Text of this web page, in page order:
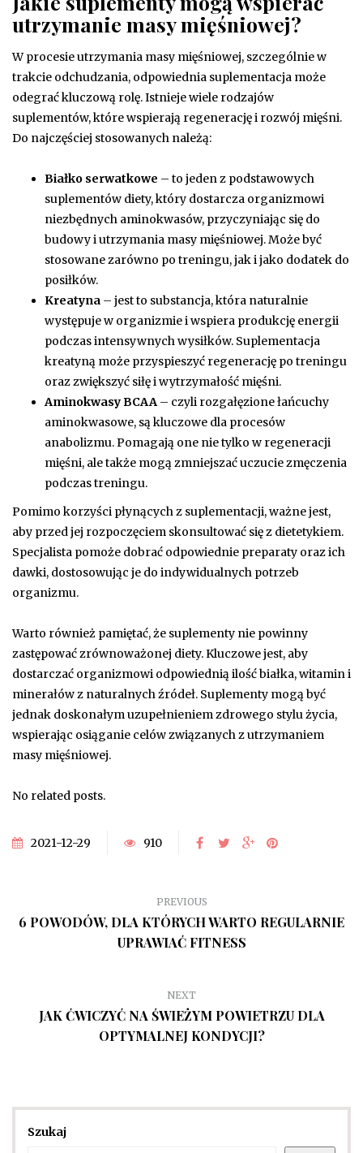
utrzymanie masy mięśniowej?
W procesie utrzymania masy mięśniowej, szczególnie w
trakcie odchudzania, odpowiednia suplementacja może
odegrać kluczową rolę. Istnieje wiele rodzajów
suplementów, które wspierają regenerację i rozwój mięśni.
Do najczęściej stosowanych należą:
Białko serwatkowe – to jeden z podstawowych
suplementów diety, który dostarcza organizmowi
niezbędnych aminokwasów, przyczyniając się do
budowy i utrzymania masy mięśniowej. Może być
stosowane zarówno po treningu, jak i jako dodatek do
posiłków.
Kreatyna – jest to substancja, która naturalnie
występuje w organizmie i wspiera produkcję energii
podczas intensywnych wysiłków. Suplementacja
kreatyną może przyspieszyć regenerację po treningu
oraz zwiększyć siłę i wytrzymałość mięśni.
Aminokwasy BCAA – czyli rozgałęzione łańcuchy
aminokwasowe, są kluczowe dla procesów
anabolizmu. Pomagają one nie tylko w regeneracji
mięśni, ale także mogą zmniejszać uczucie zmęczenia
podczas treningu.
Pomimo korzyści płynących z suplementacji, ważne jest,
aby przed jej rozpoczęciem skonsultować się z dietetykiem.
Specjalista pomoże dobrać odpowiednie preparaty oraz ich
dawki, dostosowując je do indywidualnych potrzeb
organizmu.
Warto również pamiętać, że suplementy nie powinny
zastępować zrównoważonej diety. Kluczowe jest, aby
dostarczać organizmowi odpowiednią ilość białka, witamin i
minerałów z naturalnych źródeł. Suplementy mogą być
jednak doskonałym uzupełnieniem zdrowego stylu życia,
wspierając osiąganie celów związanych z utrzymaniem
masy mięśniowej.
No related posts.
2021-12-29 910
PREVIOUS
6 POWODÓW, DLA KTÓRYCH WARTO REGULARNIE
UPRAWIAĆ FITNESS
NEXT
JAK ĆWICZYĆ NA ŚWIEŻYM POWIETRZU DLA
OPTYMALNEJ KONDYCJI?
Szukaj